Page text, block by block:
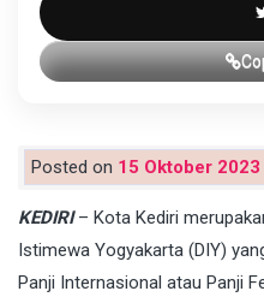
Posted on 15 Oktober 2023
KEDIRI– Kota Kediri
Istimewa Yogyakarta (DIY)
Panji Internasional atau Panji